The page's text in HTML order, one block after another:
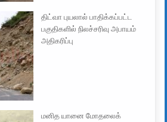
திட்வா புயலால் பாதிக்கப்பட்ட
பகுதிகளில் நிலச்சரிவு அபாயம்
அதிகரிப்பு
மனித யானை மோதலைக்